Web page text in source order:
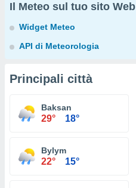
Il Meteo sul tuo sito Web
Widget Meteo
API di Meteorologia
Principali città
Baksan
29° 18°
Bylym
22° 15°